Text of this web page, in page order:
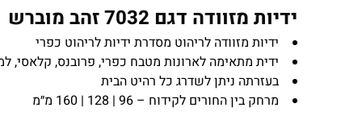
ידיות מזוודה דגם 7032 זהב מוברש
ידיות מזוודה לריהוט מסדרת ידיות לריהוט כפרי
ידית מתאימה לארונות מטבח כפרי, פרובנס, קלאסי,
בעזרתה ניתן לשדרג כל רהיט הבית
מרחק בין החורים לקידוח – 96 | 128 | 160 מ״מ